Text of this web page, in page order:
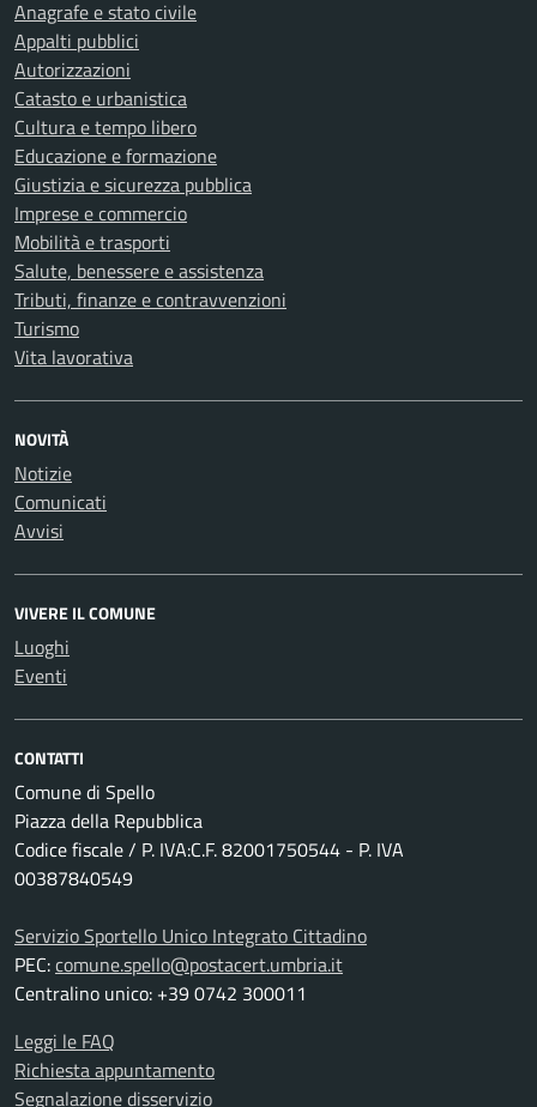
Anagrafe e stato civile
Appalti pubblici
Autorizzazioni
Catasto e urbanistica
Cultura e tempo libero
Educazione e formazione
Giustizia e sicurezza pubblica
Imprese e commercio
Mobilità e trasporti
Salute, benessere e assistenza
Tributi, finanze e contravvenzioni
Turismo
Vita lavorativa
NOVITÀ
Notizie
Comunicati
Avvisi
VIVERE IL COMUNE
Luoghi
Eventi
CONTATTI
Comune di Spello
Piazza della Repubblica
Codice fiscale / P. IVA:C.F. 82001750544 - P. IVA
00387840549
Servizio Sportello Unico Integrato Cittadino
PEC:comune.spello@postacert.umbria.it
Centralino unico: +39 0742 300011
Leggi le FAQ
Richiesta appuntamento
Segnalazione disservizio